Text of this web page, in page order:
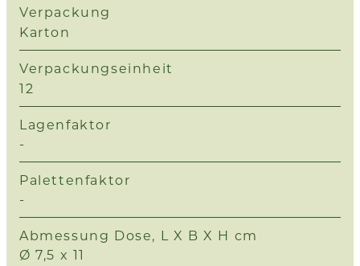
Verpackung
Karton
Verpackungseinheit
12
Lagenfaktor
-
Palettenfaktor
-
Abmessung Dose, L X B X H cm
Ø 7,5 x 11